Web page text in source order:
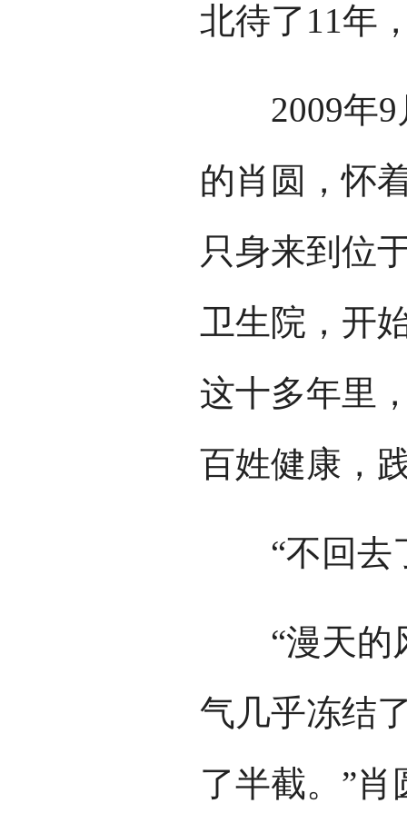
北待了11年
2009年9
的肖圆，怀
只身来到位
卫生院，开
这十多年里
百姓健康，
“不回去了
“漫天的风
气几乎冻结
了半截。”